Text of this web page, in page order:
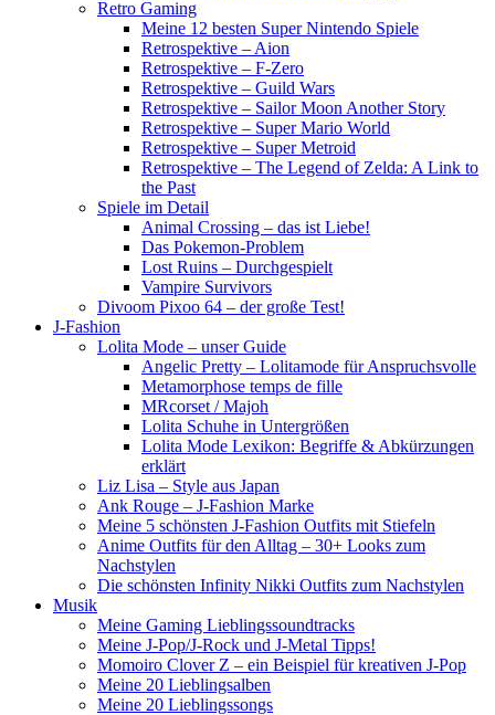
Retro Gaming
Meine 12 besten Super Nintendo Spiele
Retrospektive – Aion
Retrospektive – F-Zero
Retrospektive – Guild Wars
Retrospektive – Sailor Moon Another Story
Retrospektive – Super Mario World
Retrospektive – Super Metroid
Retrospektive – The Legend of Zelda: A Link to
the Past
Spiele im Detail
Animal Crossing – das ist Liebe!
Das Pokemon-Problem
Lost Ruins – Durchgespielt
Vampire Survivors
Divoom Pixoo 64 – der große Test!
J-Fashion
Lolita Mode – unser Guide
Angelic Pretty – Lolitamode für Anspruchsvolle
Metamorphose temps de fille
MRcorset / Majoh
Lolita Schuhe in Untergrößen
Lolita Mode Lexikon: Begriffe & Abkürzungen
erklärt
Liz Lisa – Style aus Japan
Ank Rouge – J-Fashion Marke
Meine 5 schönsten J-Fashion Outfits mit Stiefeln
Anime Outfits für den Alltag – 30+ Looks zum
Nachstylen
Die schönsten Infinity Nikki Outfits zum Nachstylen
Musik
Meine Gaming Lieblingssoundtracks
Meine J-Pop/J-Rock und J-Metal Tipps!
Momoiro Clover Z – ein Beispiel für kreativen J-Pop
Meine 20 Lieblingsalben
Meine 20 Lieblingssongs